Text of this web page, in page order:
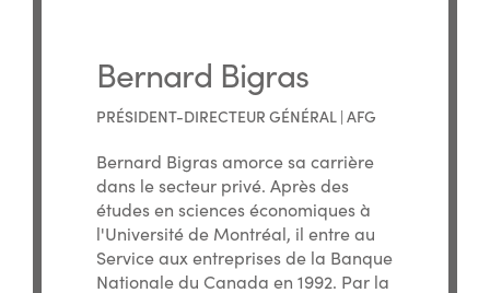
Bernard Bigras
PRÉSIDENT-DIRECTEUR GÉNÉRAL | AFG
Bernard Bigras amorce sa carrière
dans le secteur privé. Après des
études en sciences économiques à
l'Université de Montréal, il entre au
Service aux entreprises de la Banque
Nationale du Canada en 1992. Par la